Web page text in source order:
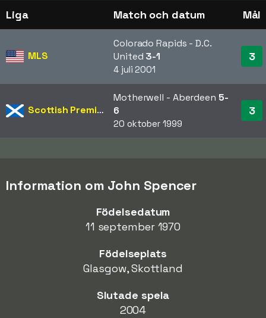
Liga Match och datum Mål
MLS
Colorado Rapids - D.C.
United 3-1
4 juli 2001
3
Scottish Premiership
Motherwell - Aberdeen 5-
6
20 oktober 1999
3
Information om John Spencer
Födelsedatum
11 september 1970
Födelseplats
Glasgow, Skottland
Slutade spela
2004